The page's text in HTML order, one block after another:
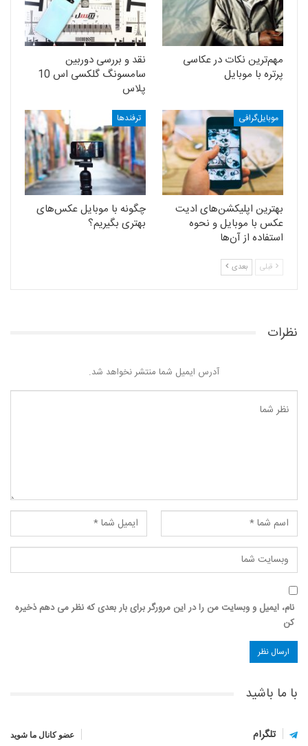
مهم‌ترین نکات در عکاسی
پرتره با موبایل
نقد و بررسی دوربین
سامسونگ گلکسی اس 10
پلاس
موبایل‌گرافی
بهترین اپلیکشن‌های ادیت
عکس با موبایل و نحوه
استفاده از آن‌ها
ترفندها
چگونه با موبایل عکس‌های
بهتری بگیریم؟
قبلی بعدی
نظرات
آدرس ایمیل شما منتشر نخواهد شد.
نام، ایمیل و وبسایت من را در این مرورگر برای بار بعدی که نظر می دهم ذخیره
کن
با ما باشید
تلگرام عضو کانال ما شوید